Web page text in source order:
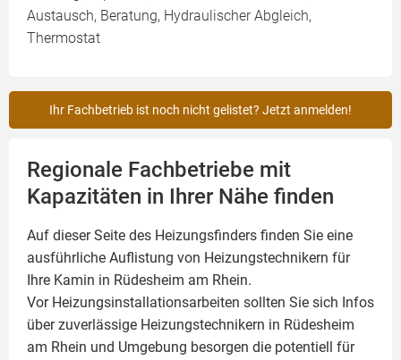
Austausch, Beratung, Hydraulischer Abgleich,
Thermostat
Ihr Fachbetrieb ist noch nicht gelistet? Jetzt anmelden!
Regionale Fachbetriebe mit
Kapazitäten in Ihrer Nähe finden
Auf dieser Seite des Heizungsfinders finden Sie eine
ausführliche Auflistung von Heizungstechnikern für
Ihre Kamin in Rüdesheim am Rhein.
Vor Heizungsinstallationsarbeiten sollten Sie sich Infos
über zuverlässige Heizungstechnikern in Rüdesheim
am Rhein und Umgebung besorgen die potentiell für